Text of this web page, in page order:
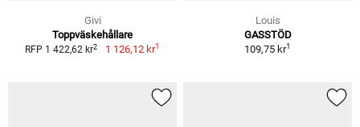
Givi
Toppväskehållare
RFP 1 422,62 kr2 1 126,12 kr1
Louis
GASSTÖD
109,75 kr1